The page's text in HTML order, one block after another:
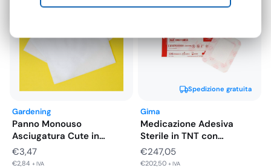
Gardening
Panno Monouso
Asciugatura Cute in
Viscosa e Poliestere…
€3,47
€2,84 + IVA
Spedizione gratuita
Gima
Medicazione Adesiva
Sterile in TNT con
Tampone Assorbente…
€247,05
€202,50 + IVA